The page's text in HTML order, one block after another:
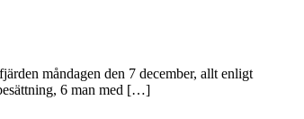
måndagen den 7 december, allt enligt
6 man med […]